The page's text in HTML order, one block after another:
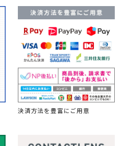
決済方法を豊富にご用意